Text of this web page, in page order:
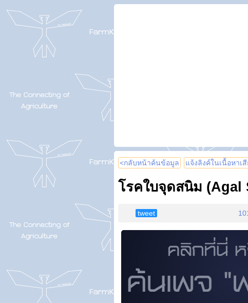
<กลับหน้าค้นข้อมูล แจ้งลิงค์ในเนื้อหาเสี
โรคใบจุดสนิม (Agal
tweet